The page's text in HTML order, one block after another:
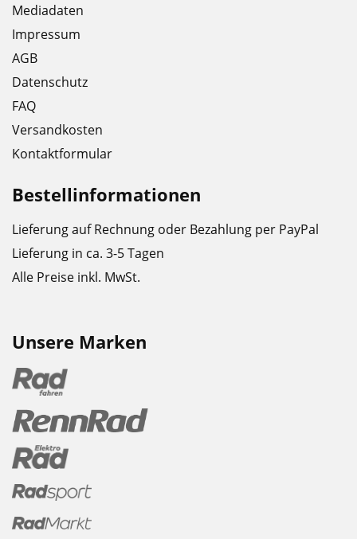
Mediadaten
Impressum
AGB
Datenschutz
FAQ
Versandkosten
Kontaktformular
Bestellinformationen
Lieferung auf Rechnung oder Bezahlung per PayPal
Lieferung in ca. 3-5 Tagen
Alle Preise inkl. MwSt.
Unsere Marken